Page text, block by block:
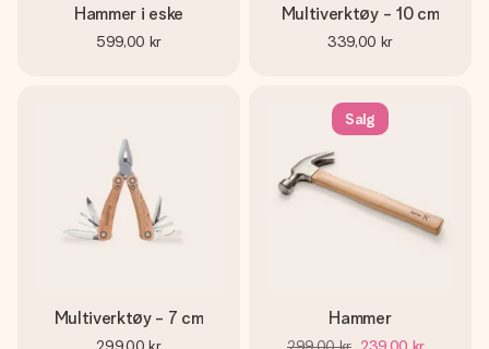
Hammer i eske
599,00 kr
Multiverktøy - 10 cm
339,00 kr
Multiverktøy - 7 cm
Salg
Hammer